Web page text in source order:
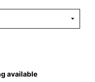
available